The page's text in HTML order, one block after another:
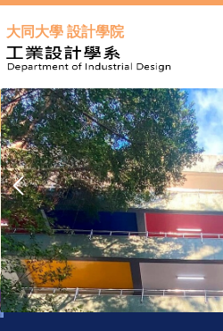
到
主
要
內
容
區
大同大學 設計學院